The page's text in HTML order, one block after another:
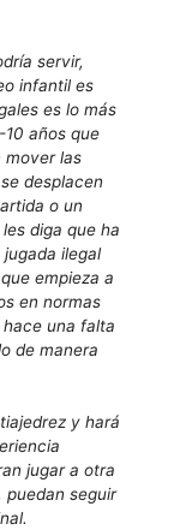
servir,
infantil es
es lo más
años que
mover las
desplacen
o un
diga que ha
ilegal
empieza a
en normas
hace una falta
de manera
y hará
jugar a otra
puedan seguir